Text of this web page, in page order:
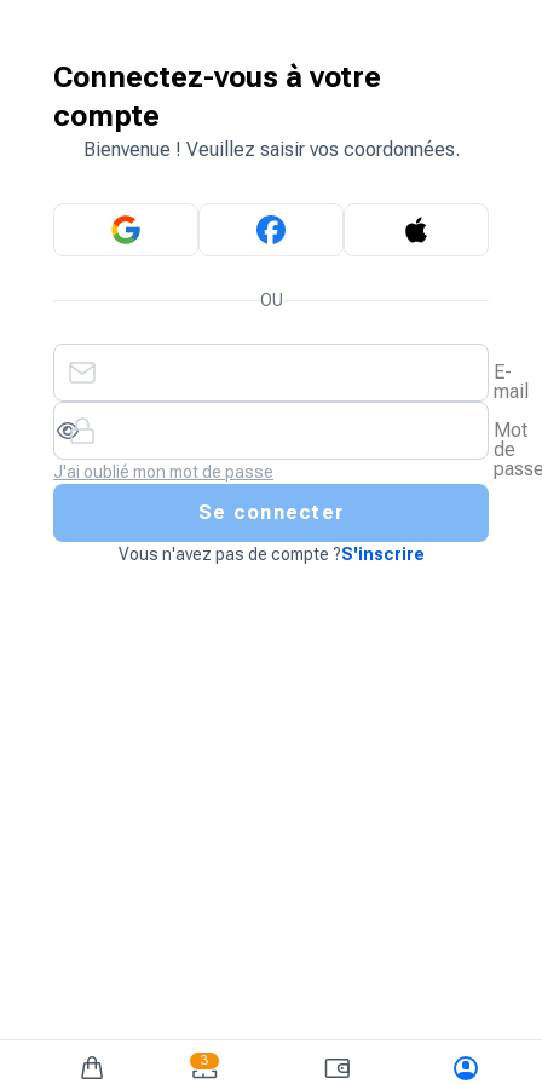
3
Connectez-vous à votre
compte
Bienvenue ! Veuillez saisir vos coordonnées.
OU
E-
mail
Mot
de
J'ai oublié mon mot de passe
Se connecter
Vous n'avez pas de compte ?S'inscrire